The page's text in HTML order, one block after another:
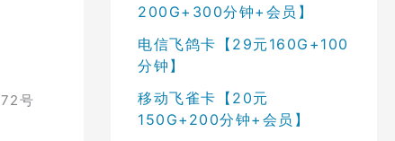
号
200G+300分钟+会员】
电信飞鸽卡【29元160G+100
分钟】
移动飞雀卡【20元
150G+200分钟+会员】